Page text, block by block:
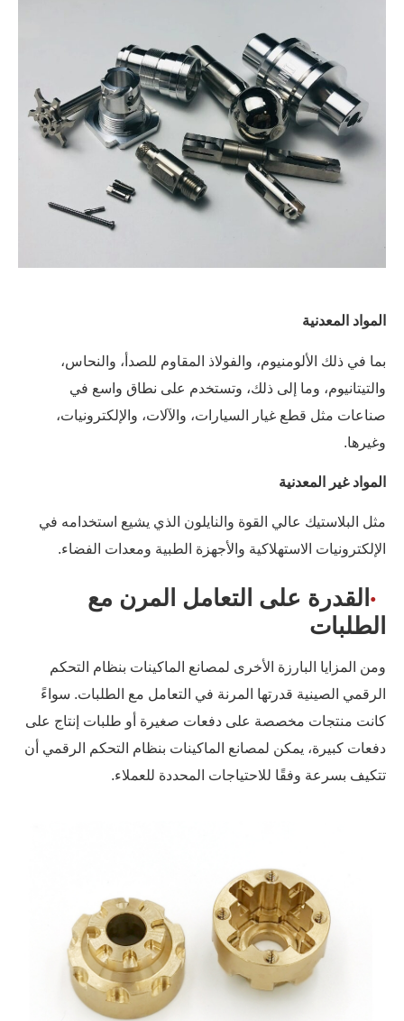
المواد المعدنية
بما في ذلك الألومنيوم، والفولاذ المقاوم للصدأ، والنحاس،
والتيتانيوم، وما إلى ذلك، وتستخدم على نطاق واسع في
صناعات مثل قطع غيار السيارات، والآلات، والإلكترونيات،
وغيرها.
المواد غير المعدنية
مثل البلاستيك عالي القوة والنايلون الذي يشيع استخدامه في
الإلكترونيات الاستهلاكية والأجهزة الطبية ومعدات الفضاء.
القدرة على التعامل المرن مع
الطلبات
ومن المزايا البارزة الأخرى لمصانع الماكينات بنظام التحكم
الرقمي الصينية قدرتها المرنة في التعامل مع الطلبات. سواءً
كانت منتجات مخصصة على دفعات صغيرة أو طلبات إنتاج على
دفعات كبيرة، يمكن لمصانع الماكينات بنظام التحكم الرقمي أن
تتكيف بسرعة وفقًا للاحتياجات المحددة للعملاء.